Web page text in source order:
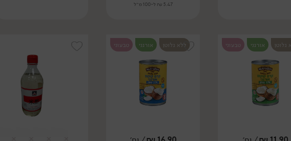
5.47 ₪ ל-100 מ״ל
גלוטן אורגני טבעוני ללא גלוטן אורגני טבעוני